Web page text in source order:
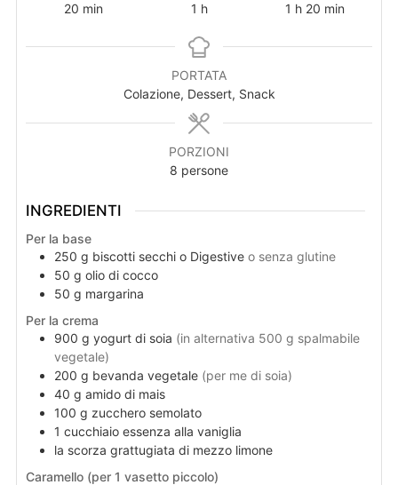
20 min
1 h
1 h 20 min
PORTATA
Colazione, Dessert, Snack
PORZIONI
8 persone
INGREDIENTI
Per la base
250 g biscotti secchi o Digestive o senza glutine
50 g olio di cocco
50 g margarina
Per la crema
900 g yogurt di soia (in alternativa 500 g spalmabile
vegetale)
200 g bevanda vegetale (per me di soia)
40 g amido di mais
100 g zucchero semolato
1 cucchiaio essenza alla vaniglia
la scorza grattugiata di mezzo limone
Caramello (per 1 vasetto piccolo)